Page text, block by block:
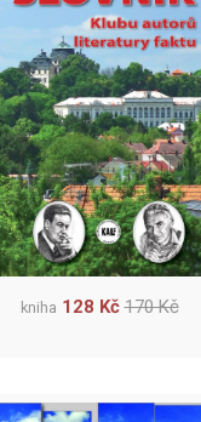
kniha 128 Kč 170 Kč